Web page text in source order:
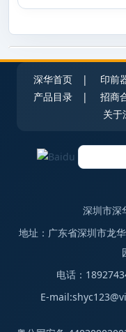
深华首页 | 印前
产品目录
| 招商
关于
深圳市深
地址：广东省深圳市龙
电话：
E-